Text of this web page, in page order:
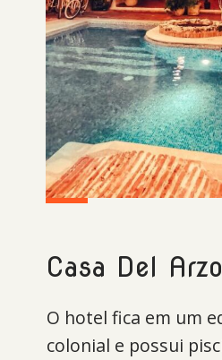
Casa Del
O hotel fica em um
colonial e possui